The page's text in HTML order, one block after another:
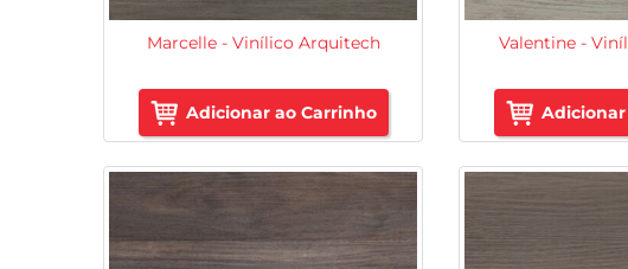
Marcelle - Vinílico Arquitech
Adicionar ao Carrinho
Valentine -